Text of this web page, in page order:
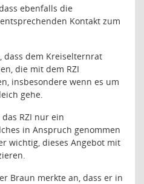
ebenfalls die
Kontakt zum
dass dem Kreiselternrat
die mit dem RZI
insbesondere wenn es um
gehe.
RZI nur ein
in Anspruch genommen
wichtig, dieses Angebot mit
Braun merkte an, dass er in